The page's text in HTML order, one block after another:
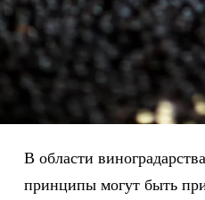
В области
принципы могут быть